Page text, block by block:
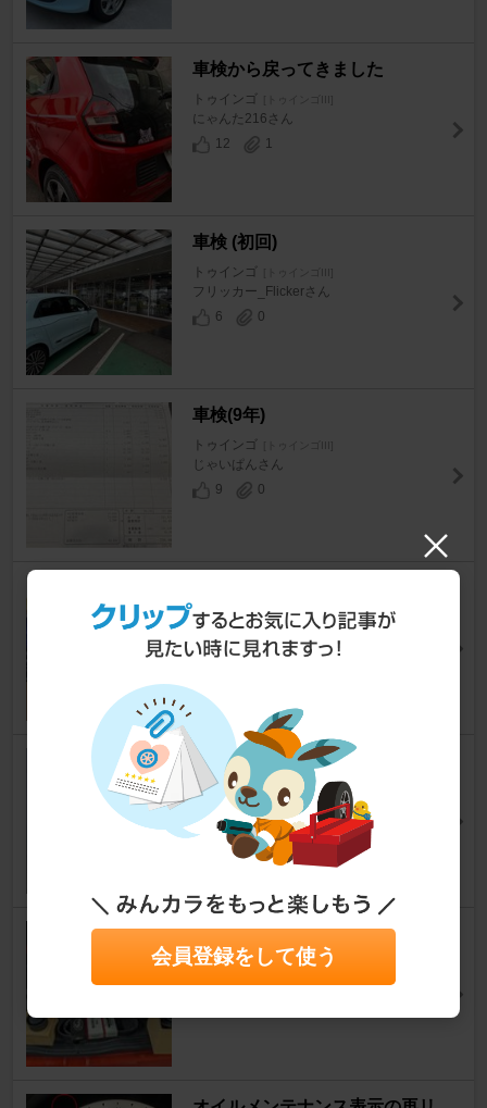
車検から戻ってきました
トゥインゴ [トゥインゴIII]
にゃんた216さん
12
1
車検 (初回)
トゥインゴ [トゥインゴIII]
フリッカー_Flickerさん
6
0
車検(9年)
トゥインゴ [トゥインゴIII]
じゃいぱんさん
9
0
トゥインゴ [トゥインゴIII]
ボッちさん
37
純正ホイールボルト
トゥインゴ [トゥインゴIII]
otaco3さん
16
補機ベルト交換
トゥインゴ [トゥインゴIII]
ke55tomicaさん
会員登録をして使う